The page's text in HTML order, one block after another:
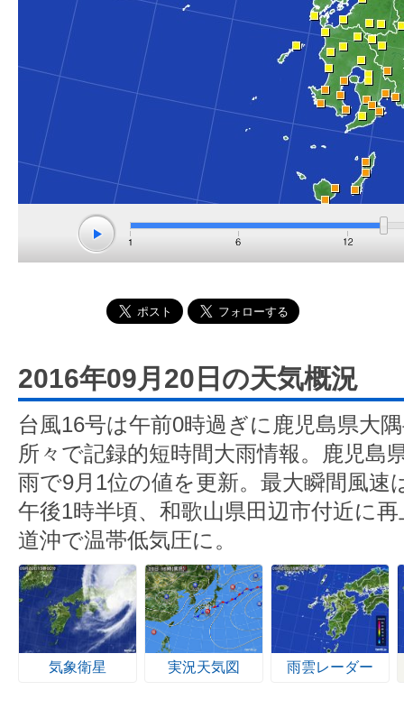
2016年09月20日の天気概況
台風16号は午前0時過ぎに鹿児島県大
所々で記録的短時間大雨情報。鹿児島
雨で9月1位の値を更新。最大瞬間風速
午後1時半頃、和歌山県田辺市付近に
道沖で温帯低気圧に。
気象衛星 実況天気図 雨雲レーダー